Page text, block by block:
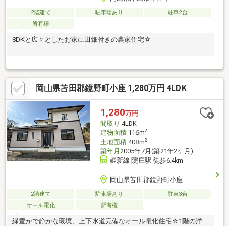
2階建て 駐車場あり
駐車2台
所有権
8DKと広々としたお家に田畑付きの農家住宅☆
岡山県苫田郡鏡野町小座 1,280万円 4LDK
1,280万円
間取り 4LDK
建物面積116m2
土地面積408m2
築年月 2005年7月(築21年2ヶ月)
姫新線 院庄駅 徒歩6.4km
岡山県苫田郡鏡野町小座
2階建て 駐車場あり
駐車3台
オール電化
所有権
緑豊かで静かな環境、上下水道完備なオール電化住宅☆1階の洋